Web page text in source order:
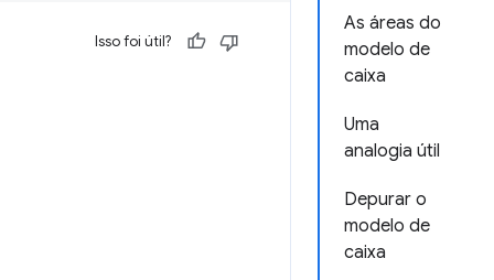
As áreas do
modelo de
caixa
Uma
analogia útil
Depurar o
modelo de
caixa
Isso foi útil?